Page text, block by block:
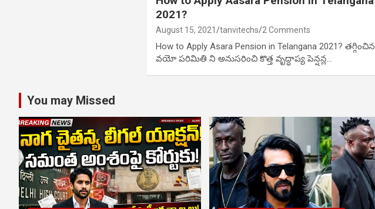
2021?
August 15, 2021 tanvitechs 2 Comments
How to Apply Asara Pension in Telangana 2021? తగ్గించిన
వయో పరిమితి ని అనుసరించి కొత్త వృద్ధాప్య పెన్షన్ల…
You may Missed